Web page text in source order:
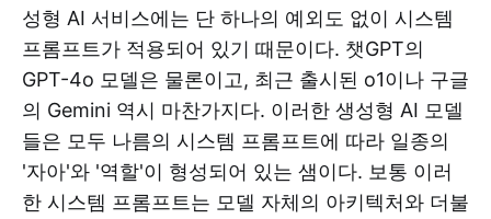
성형 AI 서비스에는 단 하나의 예외도 없이 시스템
프롬프트가 적용되어 있기 때문이다. 챗GPT의
GPT-4o 모델은 물론이고, 최근 출시된 o1이나 구글
의 Gemini 역시 마찬가지다. 이러한 생성형 AI 모델
들은 모두 나름의 시스템 프롬프트에 따라 일종의
'자아'와 '역할'이 형성되어 있는 샘이다. 보통 이러
한 시스템 프롬프트는 모델 자체의 아키텍처와 더불